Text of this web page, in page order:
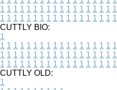
1 1 1 1 1 1 1 1 1 1 1 1 1 1 1 1 1 1
1 1 1 1 1 1 1 1 1 1 1 1 1 1 1 1 1 1
CUTTLY BIO:
1
1 1 1 1 1 1 1 1 1 1 1 1 1 1 1 1 1 1
1 1 1 1 1 1 1 1 1 1 1 1 1 1 1 1 1 1
1 1 1 1 1 1 1 1 1 1 1 1 1 1 1 1 1 1
CUTTLY OLD:
1